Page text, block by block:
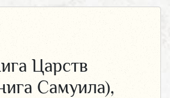
Царств
Самуила),